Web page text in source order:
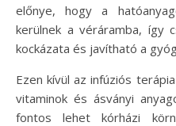
előnye, hogy a
kerülnek a véráramba, így
kockázata és javítható a
Ezen kívül az infúziós
vitaminok és ásványi
fontos lehet kórházi